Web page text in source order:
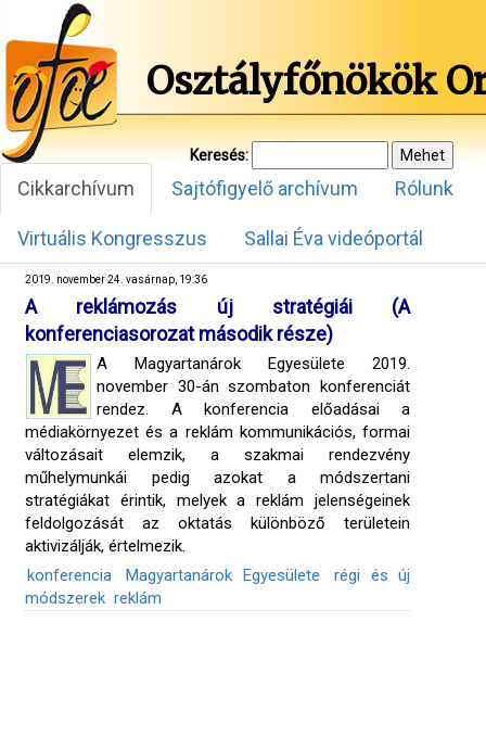
Osztályfőnökök
Keresés:
Cikkarchívum Sajtófigyelő archívum Rólunk
Virtuális Kongresszus Sallai Éva videóportál
2019. november 24. vasárnap, 19:36
A reklámozás új stratégiái (A
konferenciasorozat második része)
A Magyartanárok Egyesülete 2019.
november 30-án szombaton konferenciát
rendez. A konferencia előadásai a
médiakörnyezet és a reklám kommunikációs, formai
változásait elemzik, a szakmai rendezvény
műhelymunkái pedig azokat a módszertani
stratégiákat érintik, melyek a reklám jelenségeinek
feldolgozását az oktatás különböző területein
aktivizálják, értelmezik.
konferencia
Magyartanárok Egyesülete
régi és új
módszerek reklám